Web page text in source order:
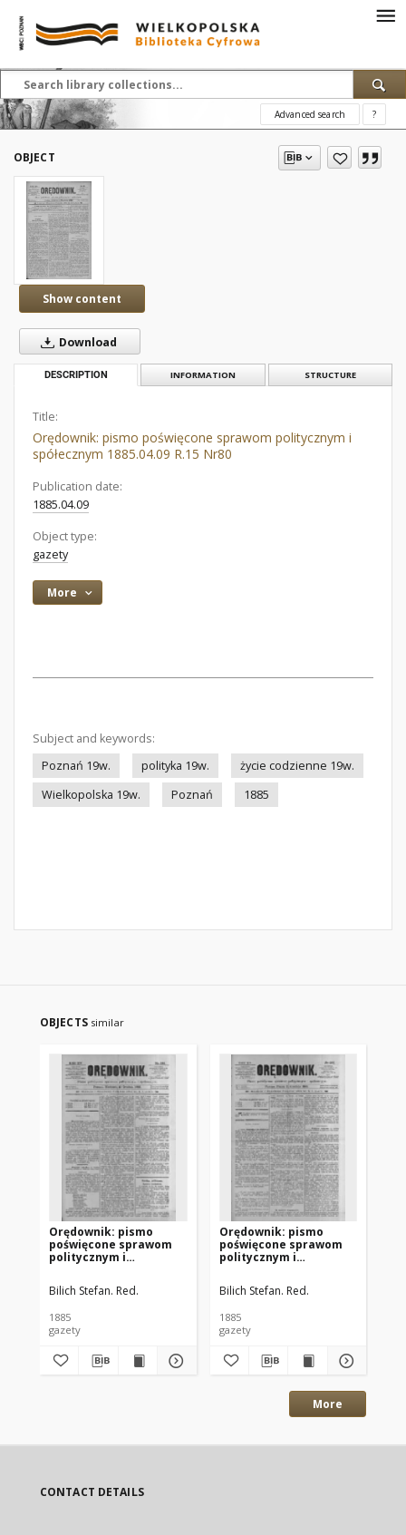
Advanced search ?
OBJECT
Show content
Download
DESCRIPTION INFORMATION STRUCTURE
Title:
Orędownik: pismo poświęcone sprawom politycznym i
spółecznym 1885.04.09 R.15 Nr80
Publication date:
1885.04.09
Object type:
gazety
More
Subject and keywords:
Poznań 19w.
polityka 19w.
życie codzienne 19w.
Wielkopolska 19w.
Poznań 1885
OBJECTS similar
Orędownik: pismo
poświęcone sprawom
politycznym i
R.15 Nr285
Bilich Stefan. Red.
1885
gazety
Orędownik: pismo
poświęcone sprawom
politycznym i
R.15 Nr283
Bilich Stefan. Red.
1885
gazety
More
CONTACT DETAILS